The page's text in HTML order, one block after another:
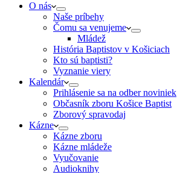
O nás
Naše príbehy
Čomu sa venujeme
Mládež
História Baptistov v Košiciach
Kto sú baptisti?
Vyznanie viery
Kalendár
Prihlásenie sa na odber noviniek
Občasník zboru Košice Baptist
Zborový spravodaj
Kázne
Kázne zboru
Kázne mládeže
Vyučovanie
Audioknihy